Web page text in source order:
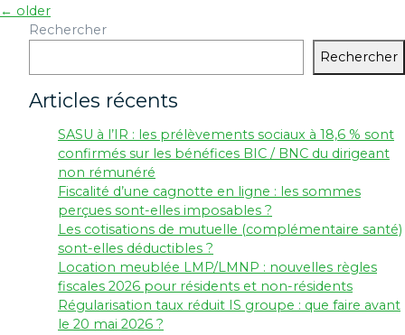
Navigation
des
articles
← older
Rechercher
Rechercher
Articles récents
SASU à l’IR : les prélèvements sociaux à 18,6 % sont
confirmés sur les bénéfices BIC / BNC du dirigeant
non rémunéré
Fiscalité d’une cagnotte en ligne : les sommes
perçues sont-elles imposables ?
Les cotisations de mutuelle (complémentaire santé)
sont-elles déductibles ?
Location meublée LMP/LMNP : nouvelles règles
fiscales 2026 pour résidents et non-résidents
Régularisation taux réduit IS groupe : que faire avant
le 20 mai 2026 ?